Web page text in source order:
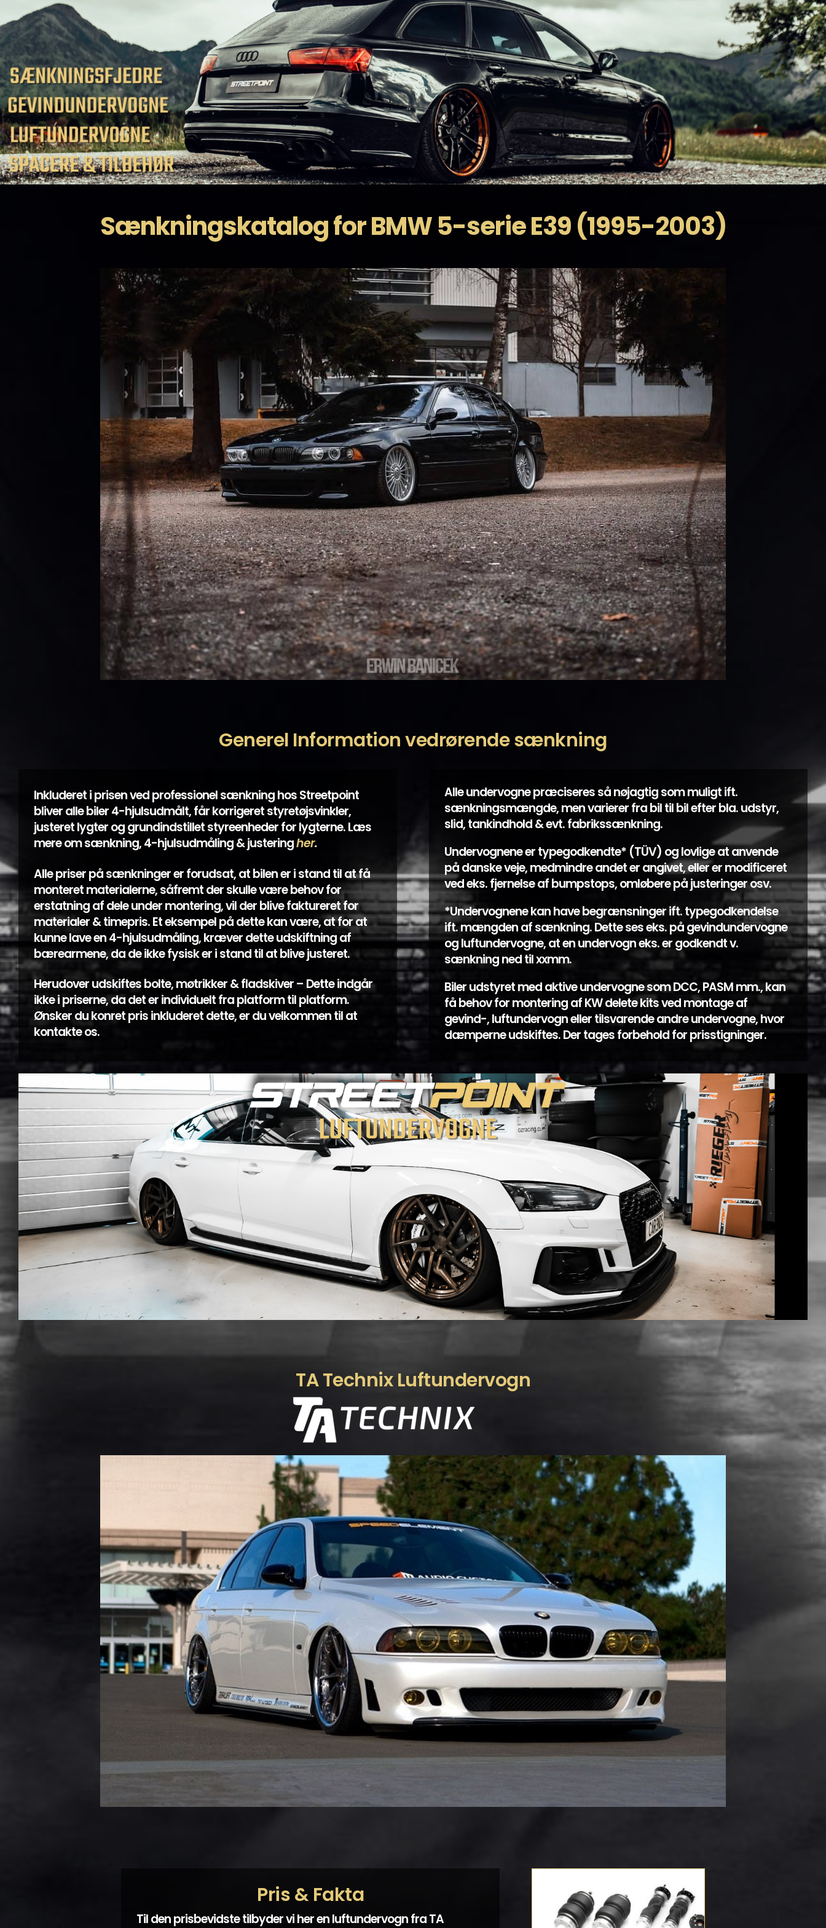
Sænkningskatalog for BMW 5-serie E39 (1995-2003)
Generel Information vedrørende sænkning
Inkluderet i prisen ved professionel sænkning hos Streetpoint
bliver alle biler 4-hjulsudmålt, får korrigeret styretøjsvinkler,
justeret lygter og grundindstillet styreenheder for lygterne. Læs
mere om sænkning, 4-hjulsudmåling & justeringher.
Alle priser på sænkninger er forudsat, at bilen er i stand til at få
monteret materialerne, såfremt der skulle være behov for
erstatning af dele under montering, vil der blive faktureret for
materialer & timepris. Et eksempel på dette kan være, at for at
kunne lave en 4-hjulsudmåling, kræver dette udskiftning af
bærearmene, da de ikke fysisk er i stand til at blive justeret.
Herudover udskiftes bolte, møtrikker & fladskiver – Dette indgår
ikke i priserne, da det er individuelt fra platform til platform.
Ønsker du konret pris inkluderet dette, er du velkommen til at
kontakte os.
Alle undervogne præciseres så nøjagtig som muligt ift.
sænkningsmængde, men varierer fra bil til bil efter bla. udstyr,
slid, tankindhold & evt. fabrikssænkning.
Undervognene er typegodkendte* (TÜV) og lovlige at anvende
på danske veje, medmindre andet er angivet, eller er modificeret
ved eks. fjernelse af bumpstops, omløbere på justeringer osv.
*Undervognene kan have begrænsninger ift. typegodkendelse
ift. mængden af sænkning. Dette ses eks. på gevindundervogne
og luftundervogne, at en undervogn eks. er godkendt v.
sænkning ned til xxmm.
Biler udstyret med aktive undervogne som DCC, PASM mm., kan
få behov for montering af KW delete kits ved montage af
gevind-, luftundervogn eller tilsvarende andre undervogne, hvor
dæmperne udskiftes. Der tages forbehold for prisstigninger.
TA Technix Luftundervogn
Pris & Fakta
Til den prisbevidste tilbyder vi her en luftundervogn fra TA